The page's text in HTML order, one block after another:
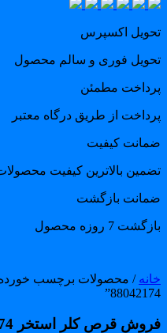
اکسپرس
فوری و سالم محصول
مطمئن
از طریق درگاه معتبر
کیفیت
بالاترین کیفیت محصولات
بازگشت
7 روزه محصول
/ محصولات برچسب خورده
قرص کلر استخر 88042174